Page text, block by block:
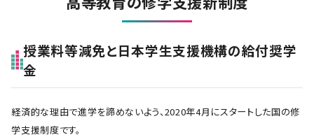
授業料等減免と日本学生支援機構の給付奨学
金
経済的な理由で進学を諦めないよう、2020年4月にスタートした国の修
学支援制度です。